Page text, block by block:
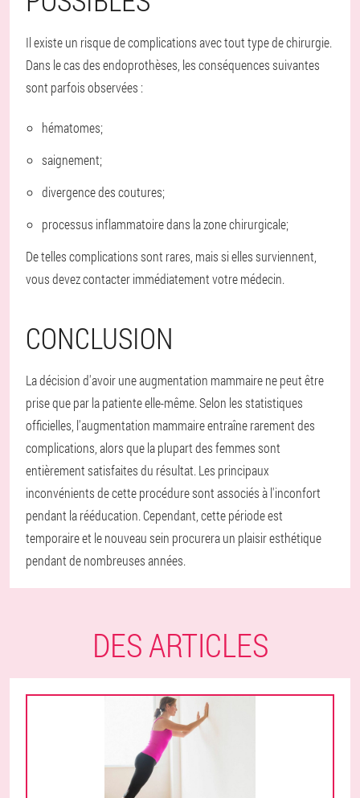
Il existe un risque de complications avec tout type de chirurgie.
Dans le cas des endoprothèses, les conséquences suivantes
sont parfois observées :
hématomes;
saignement;
divergence des coutures;
processus inflammatoire dans la zone chirurgicale;
De telles complications sont rares, mais si elles surviennent,
vous devez contacter immédiatement votre médecin.
CONCLUSION
La décision d'avoir une augmentation mammaire ne peut être
prise que par la patiente elle-même. Selon les statistiques
officielles, l'augmentation mammaire entraîne rarement des
complications, alors que la plupart des femmes sont
entièrement satisfaites du résultat. Les principaux
inconvénients de cette procédure sont associés à l'inconfort
pendant la rééducation. Cependant, cette période est
temporaire et le nouveau sein procurera un plaisir esthétique
pendant de nombreuses années.
DES ARTICLES